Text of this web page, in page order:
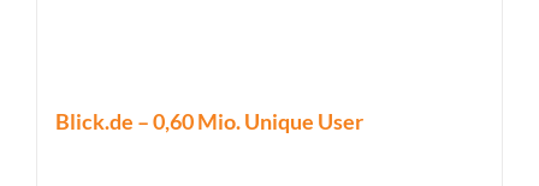
Blick.de – 0,60 Mio. Unique User